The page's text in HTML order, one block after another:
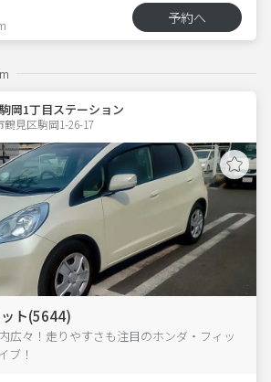
予約へ
岡1丁目ステーション
見区駒岡1-26-17
ト(5644)
広々！走りやすさも注目のホンダ・フィッ
ブ！